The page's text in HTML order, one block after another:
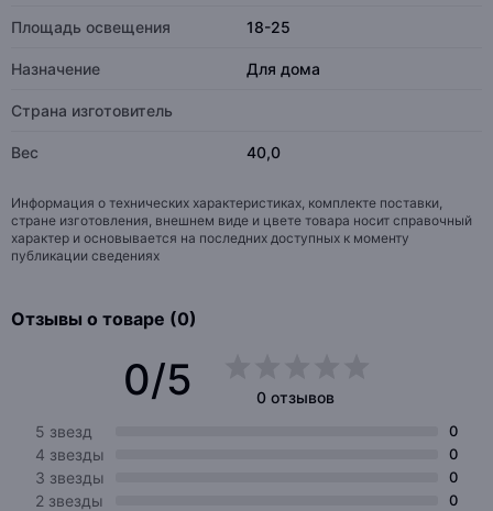
Площадь освещения 18-25
Назначение Для дома
Страна изготовитель
Вес 40,0
Информация о технических характеристиках, комплекте поставки,
стране изготовления, внешнем виде и цвете товара носит справочный
характер и основывается на последних доступных к моменту
публикации сведениях
Отзывы о товаре (0)
0/5
0 отзывов
5 звезд
0
4 звезды 0
3 звезды 0
2 звезды 0